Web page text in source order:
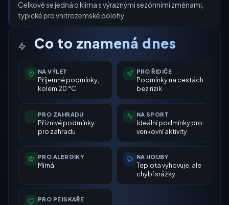
Celkově se jedná o klima s výraznými sezónními změnami,
typické pro vnitrozemské polohy.
Co to znamená dnes
NA VÝLET
Příjemné podmínky,
kolem 20 °C
PRO ŘIDIČE
Podmínky na cestách
bez rizik
PRO ZAHRADU
Příznivé podmínky
pro zahradu
NA SPORT
Ideální podmínky pro
venkovní aktivity
PRO ALERGIKY
Mírná
NA HOUBY
Teplota vyhovuje, ale
chybí srážky
PRO PEJSKAŘE